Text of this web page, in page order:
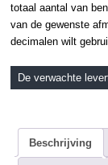
totaal aantal van
van de gewenste
decimalen wilt
De verwachte
Beschrijving